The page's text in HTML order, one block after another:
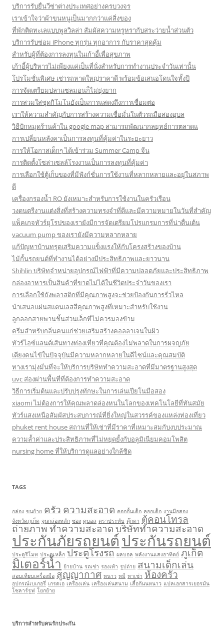
บริการรับยื่นวีซ่าต่างประเทศอย่างครบวงจร
เราเข้าใจว่าผ้าขนหนูเป็นมากกว่าแค่สิ่งของ
ที่พักติดทะเลแบบพูลวิลล่า สัมผัสความหรูหรากับสระว่ายน้ำส่วนตัว
บริการรับซ่อม iPhone ทุกรุ่น ทุกอาการ กับราคาสุดคุ้ม
สำหรับผู้ที่ต้องการลงทุนในเก้าอี้เพื่อสุขภาพ
เก้าอี้ผู้บริหารไม่เพียงแค่เป็นที่นั่งสำหรับการทำงานประจำวันเท่านั้น
โปรโมชั่นพิเศษ เช่ารถหาดใหญ่ราคาดี พร้อมข้อเสนอโดนใจทั้งปี
การจัดเตรียมปลาแซลมอนก็ไม่ยุ่งยาก
การสวมใส่ชุดกิโมโนยังเป็นการแสดงถึงการเชื่อมต่อ
เราให้ความสำคัญกับการสร้างความเชื่อมั่นในตัวรถมือสองอุบล
วิธีปักหมุดร้านค้าใน google map สามารถพัฒนากลยุทธ์การตลาดแ
การเปลี่ยนหลังคาเป็นการลงทุนที่คุ้มค่าในระยะยาว
การให้โอกาสเด็กๆ ได้เข้าร่วม Summer Camp จีน
การติดตั้งโซล่าเซลล์โรงงานเป็นการลงทุนที่คุ้มค่า
การเลือกใช้ตู้เก็บของที่มีฟังก์ชั่นการใช้งานที่หลากหลายและอยู่ในสภาพ
ดี
เครื่องกรองน้ำ RO ยังเหมาะสำหรับการใช้งานในครัวเรือน
วงดนตรีงานแต่งสิ่งที่สร้างความทรงจำที่ดีและมีความหมายในวันที่สำคัญ
แพ็คเกจทัวร์ยุโรปของเรายังมีการจัดเตรียมโปรแกรมการที่น่าตื่นเต้น
vacuum pump ของเรายังมีความหลากหลาย
แก้ปัญหาบ้านทรุดเสริมความแข็งแรงให้กับโครงสร้างของบ้าน
ไม้กั้นรถยนต์ที่ทำงานได้อย่างมีประสิทธิภาพและยาวนาน
Shihlin บริษัทจำหน่ายอุปกรณ์ไฟฟ้าที่มีความปลอดภัยและประสิทธิภาพ
กล่องอาหารเป็นสินค้าที่ขาดไม่ได้ในชีวิตประจำวันของเรา
การเลือกใช้ถังพลาสติกที่มีคุณภาพสูงจะช่วยป้องกันการรั่วไหล
นำเสนอแผ่นสแตนเลสสีคุณภาพสูงที่เหมาะสำหรับใช้งาน
ลูกลอกสายพานชิ้นส่วนเล็กที่ไม่ควรมองข้าม
ครีมสำหรับกลิ่นคนแก่ช่วยเสริมสร้างคอลลาเจนในผิว
ทัวร์ไอซ์แลนด์เส้นทางท่องเที่ยวที่คุณต้องไม่พลาดในการผจญภัย
เตียงคนไข้ในปัจจุบันมีความหลากหลายในดีไซน์และคุณสมบัติ
ทางเรามุ่งมั่นที่จะให้บริการบริษัททำความสะอาดที่มีมาตรฐานสูงสุด
uvc ส่องผ่านพื้นที่ที่ต้องการทำความสะอาด
วิธีการเริ่มต้นและปรับปรุงทักษะในการเล่นเปียโนมือสอง
xiaomi ไม่ต้องการให้คุณพลาดล่องหนในโลกของเทคโนโลยีที่ทันสมัย
ทัวร์แสงเหนือสัมผัสประสบการณ์ที่ยิ่งใหญ่ในสวรรค์ของแหล่งท่องเที่ยว
phuket rent house สถานที่ให้เช่าที่มีราคาที่เหมาะสมกับงบประมาณ
ความล้ำค่าและประสิทธิภาพที่ไม่หยุดยั้งกับอลูมิเนียมคอมโพสิต
nursing home ที่ให้บริการดูแลอย่างใกล้ชิด
TAGS
กล่อง ขนย้าย ครัว ความสะอาด คอกกั้นเด็ก คอกเด็ก งานมือสอง
จังหวัดภูเก็ต จูนกล่องหลัก ซอง ดูบอล ตราประทับ ตุ๊กตา ตู้คอนโทรล
ถ่ายภาพทำความสะอาดบริษัททำความสะอาด
ประกันภัยรถยนต์ประกันรถยนต์
ประตูรีโมท ประตูเหล็ก ประตูโรงรถ ผลบอล พลังงานแสงอาทิตย์ ภูเก็ต
มิเตอร์น้ำ ย้ายบ้าน รถเช่า รองเท้า รูปถ่าย สนามเด็กเล่น
สอบเทียบเครื่องมือ สูญญากาศ หนาว หมี หาเช่า ห้องครัว
อุปกรณ์เบเกอรี่ เกรดเอ เครื่องเล่น เครื่องเล่นสนาม เสื้อกันนหนาว แปลเอกสารเยอรมัน
โซลาร์รูฟ โยกย้าย
บริการสำหรับคนรักประกัน